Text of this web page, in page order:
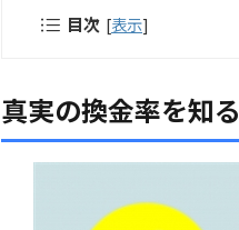
目次 [表示]
真実の換金率を知